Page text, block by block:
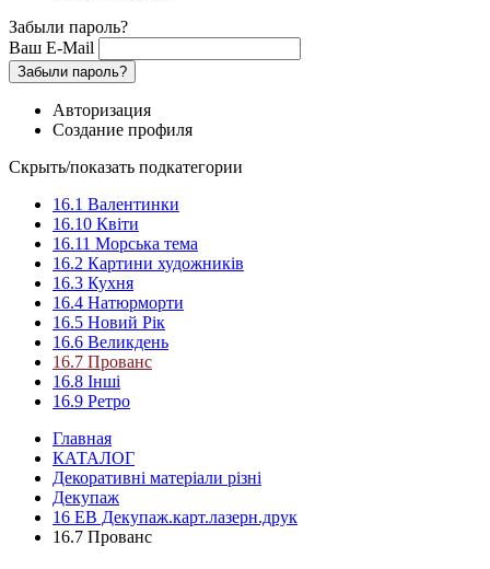
Забыли пароль?
Ваш E-Mail
Забыли пароль?
Авторизация
Создание профиля
Скрыть/показать подкатегории
16.1 Валентинки
16.10 Квіти
16.11 Морська тема
16.2 Картини художників
16.3 Кухня
16.4 Натюрморти
16.5 Новий Рік
16.6 Великдень
16.7 Прованс
16.8 Інші
16.9 Ретро
Главная
КАТАЛОГ
Декоративні матеріали різні
Декупаж
16 ЕВ Декупаж.карт.лазерн.друк
16.7 Прованс